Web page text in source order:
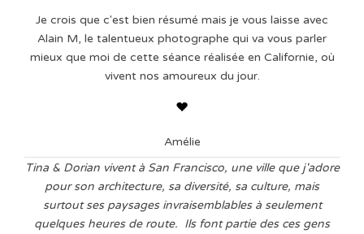
Je crois que c'est bien résumé mais je vous laisse avec
Alain M, le talentueux photographe qui va vous parler
mieux que moi de cette séance réalisée en Californie, où
vivent nos amoureux du jour.
Amélie
Tina & Dorian vivent à San Francisco, une ville que j'adore
pour son architecture, sa diversité, sa culture, mais
surtout ses paysages invraisemblables à seulement
quelques heures de route. Ils font partie des ces gens